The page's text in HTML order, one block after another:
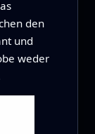
den
und
weder